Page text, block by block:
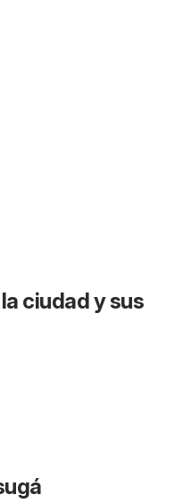
ciudad y sus